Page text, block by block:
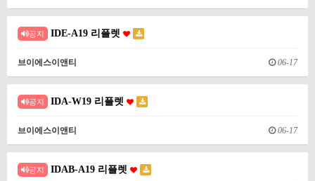
공지 IDE-A19 리플렛
브이에스이앤티 06-17
공지 IDA-W19 리플렛
브이에스이앤티 06-17
공지 IDAB-A19 리플렛